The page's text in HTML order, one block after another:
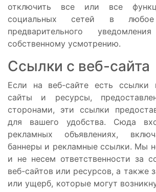
отключить все или все
социальных сетей в
предварительного
собственному усмотрению.
Ссылки с веб-сайта
Если на веб-сайте есть ссылки
сайты и ресурсы,
сторонами, эти ссылки
для вашего удобства. Сюда
рекламных объявлениях,
баннеры и рекламные ссылки. Мы
и не несем ответственности за
веб-сайтов или ресурсов, а также
или ущерб, которые могут